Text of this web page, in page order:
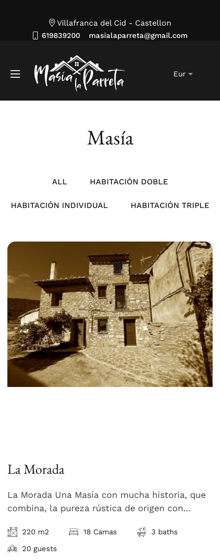
Villafranca del Cid - Castellon
619839200 masialaparreta@gmail.com
Masía
ALL HABITACIÓN DOBLE
HABITACIÓN INDIVIDUAL HABITACIÓN TRIPLE
La Morada
La Morada Una Masía con mucha historia, que
combina, la pureza rústica de origen con...
220 m2 18 Camas
3 baths
20 guests